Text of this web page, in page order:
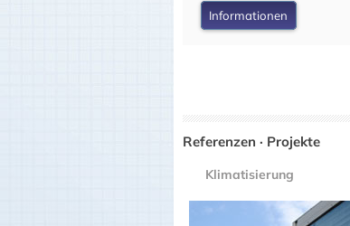
Informationen
Referenzen · Projekte
Klimatisierung